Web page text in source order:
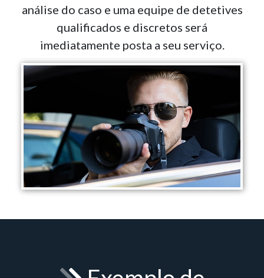
análise do caso e uma equipe de detetives
qualificados e discretos será
imediatamente posta a seu serviço.